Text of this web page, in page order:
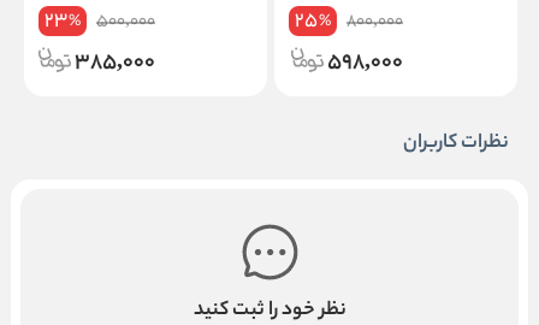
800,000
25%
598,000
500,000
23%
385,000
نظرات کاربران
نظر خود را ثبت کنید